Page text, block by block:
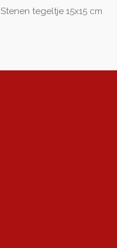
Stenen tegeltje 15x15 cm